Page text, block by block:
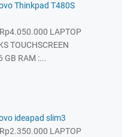
Thinkpad T480S
LAPTOP
TOUCHSCREEN
GB RAM :...
ideapad slim3
LAPTOP